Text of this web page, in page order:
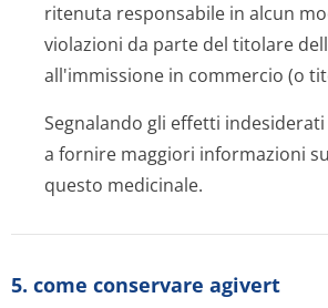
ritenuta responsabile in alcun
violazioni da parte del titolare
all'immissione in commercio (o
Segnalando gli effetti
a fornire maggiori informazioni
questo medicinale.
5. come conservare agivert